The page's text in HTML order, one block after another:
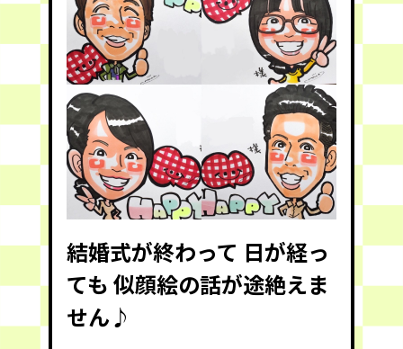
結婚式が終わって 日が経っ
ても 似顔絵の話が途絶えま
せん♪